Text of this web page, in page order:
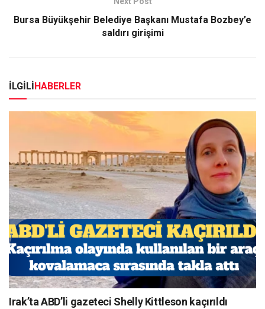
Bursa Büyükşehir Belediye Başkanı Mustafa Bozbey’e
saldırı girişimi
İLGİLİ HABERLER
Irak’ta ABD’li gazeteci Shelly Kittleson kaçırıldı